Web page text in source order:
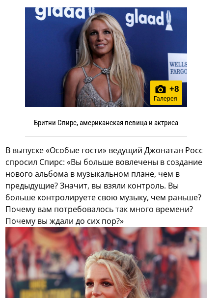
+8
Галерея
Бритни Спирс, американская певица и актриса
В выпуске «Особые гости» ведущий Джонатан Росс
спросил Спирс: «Вы больше вовлечены в создание
нового альбома в музыкальном плане, чем в
предыдущие? Значит, вы взяли контроль. Вы
больше контролируете свою музыку, чем раньше?
Почему вам потребовалось так много времени?
Почему вы ждали до сих пор?»